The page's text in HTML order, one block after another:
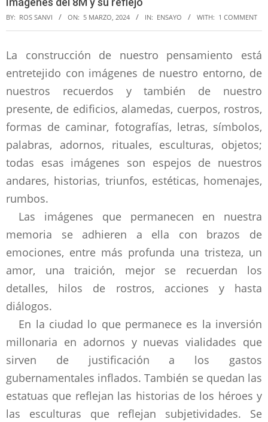
BY: ROS SANVI ON: 5 MARZO, 2024 IN: ENSAYO WITH: 1 COMMENT
La construcción de nuestro pensamiento está
entretejido con imágenes de nuestro entorno, de
nuestros recuerdos y también de nuestro
presente, de edificios, alamedas, cuerpos, rostros,
formas de caminar, fotografías, letras, símbolos,
palabras, adornos, rituales, esculturas, objetos;
todas esas imágenes son espejos de nuestros
andares, historias, triunfos, estéticas, homenajes,
rumbos.
Las imágenes que permanecen en nuestra
memoria se adhieren a ella con brazos de
emociones, entre más profunda una tristeza, un
amor, una traición, mejor se recuerdan los
detalles, hilos de rostros, acciones y hasta
diálogos.
En la ciudad lo que permanece es la inversión
millonaria en adornos y nuevas vialidades que
sirven de justificación a los gastos
gubernamentales inflados. También se quedan las
estatuas que reflejan las historias de los héroes y
las esculturas que reflejan subjetividades. Se